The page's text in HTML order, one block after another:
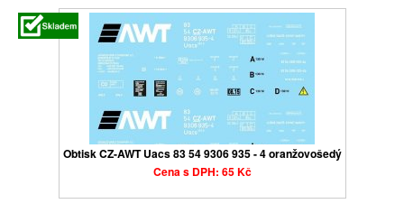
Obtisk CZ-AWT Uacs 83 54 9306 935 - 4 oranžovošedý
Cena s DPH: 65 Kč